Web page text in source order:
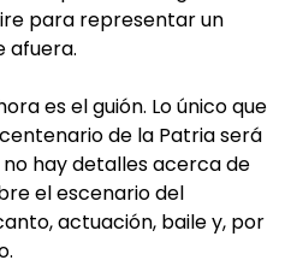
para representar un
afuera.
es el guión. Lo único que
de la Patria será
hay detalles acerca de
el escenario del
actuación, baile y, por